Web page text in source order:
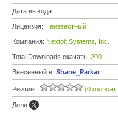
Дата выхода:
Лицензия: Неизвестный
Компания: Nextbit Systems, Inc.
Total Downloads скачать: 200
Внесенный в: Shane_Parkar
Рейтинг: (0 голоса)
Доля: